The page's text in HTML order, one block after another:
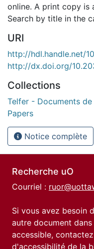
online. A print copy is
Search by title in the
URI
http://hdl.handle.net/
http://dx.doi.org/
Collections
Telfer - Documents
Papers
Notice complète
Recherche uO
Courriel :
Si vous avez besoin
autre document
accessible,
d'accessibilité de la